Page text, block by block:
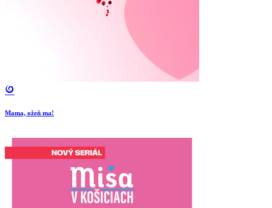
Mama, ožeň ma!